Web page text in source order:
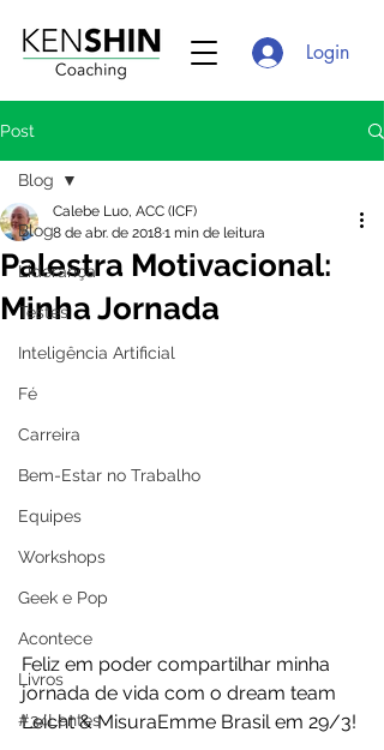
Login
Post
Blog
Liderança
Testes
Inteligência Artificial
Fé
Carreira
Bem-Estar no Trabalho
Equipes
Workshops
Geek e Pop
Acontece
Livros
#34Lentes
Blog
Palestra Motivacional:
Minha Jornada
Calebe Luo, ACC (ICF)
8 de abr. de 20181 min de leitura
Feliz em poder compartilhar minha
jornada de vida com o dream team
Leicht & MisuraEmme Brasil em 29/3!